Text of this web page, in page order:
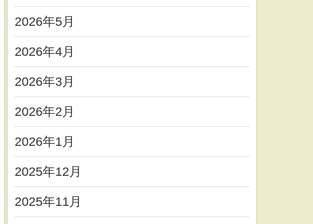
2026年5月
2026年4月
2026年3月
2026年2月
2026年1月
2025年12月
2025年11月